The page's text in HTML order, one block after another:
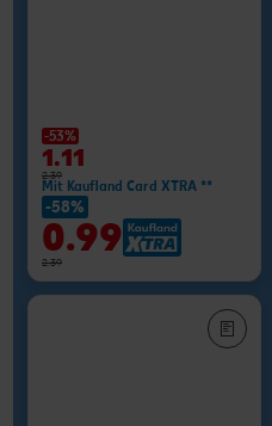
-53%
1.11
2.39
Mit Kaufland Card XTRA **
-58%
0.99
2.39